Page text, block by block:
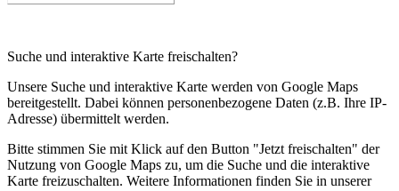
Suche und interaktive Karte freischalten?
Unsere Suche und interaktive Karte werden von Google Maps
bereitgestellt. Dabei können personenbezogene Daten (z.B. Ihre IP-
Adresse) übermittelt werden.
Bitte stimmen Sie mit Klick auf den Button "Jetzt freischalten" der
Nutzung von Google Maps zu, um die Suche und die interaktive
Karte freizuschalten. Weitere Informationen finden Sie in unserer